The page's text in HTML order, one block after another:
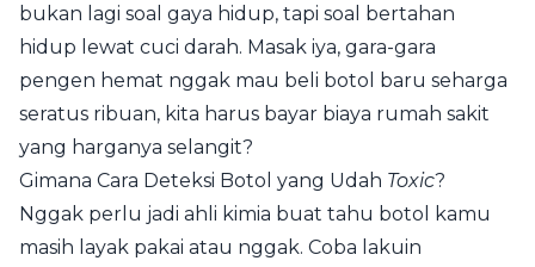
bukan lagi soal gaya hidup, tapi soal bertahan
hidup lewat cuci darah. Masak iya, gara-gara
pengen hemat nggak mau beli botol baru seharga
seratus ribuan, kita harus bayar biaya rumah sakit
yang harganya selangit?
Gimana Cara Deteksi Botol yang Udah Toxic?
Nggak perlu jadi ahli kimia buat tahu botol kamu
masih layak pakai atau nggak. Coba lakuin